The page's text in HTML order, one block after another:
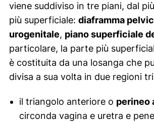
viene suddiviso in tre piani, dal
più superficiale: diaframma
urogenitale, piano superficiale
particolare, la parte più
è costituita da una losanga che
divisa a sua volta in due regioni
il triangolo anteriore o perineo
circonda vagina e uretra e pene